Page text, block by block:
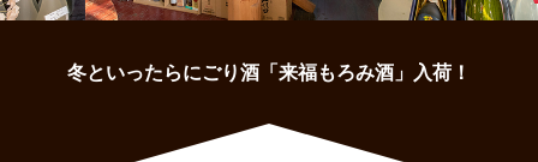
冬といったらにごり酒「来福もろみ酒」入荷！